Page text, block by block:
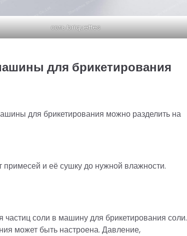
соль briquettes
для брикетирования
для брикетирования можно разделить на
и её сушку до нужной влажности.
соли в машину для брикетирования соли.
может быть настроена. Давление,